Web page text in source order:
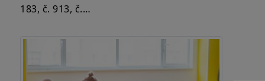
183, č. 913, č.…